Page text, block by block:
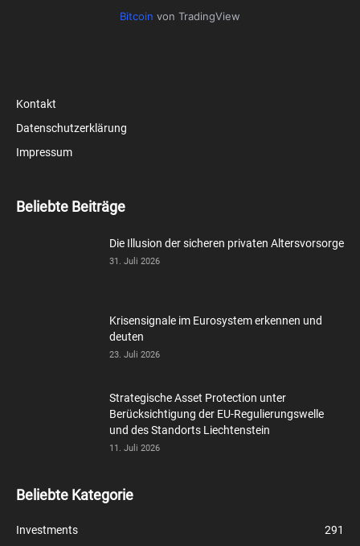
Bitcoin von TradingView
Kontakt
Datenschutzerklärung
Impressum
Beliebte Beiträge
Die Illusion der sicheren privaten Altersvorsorge
31. Juli 2026
Krisensignale im Eurosystem erkennen und
deuten
23. Juli 2026
Strategische Asset Protection unter
Berücksichtigung der EU-Regulierungswelle
und des Standorts Liechtenstein
11. Juli 2026
Beliebte Kategorie
Investments
291